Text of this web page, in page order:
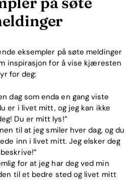
eksempler på søte meldinger
inspirasjon for å vise kjæresten
for deg:
dag som enda en gang viste
er i livet mitt, og jeg kan ikke
Du er mitt lys!”
til at jeg smiler hver dag, og du
inn i livet mitt. Jeg elsker deg
for at jeg har deg ved min
til et bedre sted og livet mitt